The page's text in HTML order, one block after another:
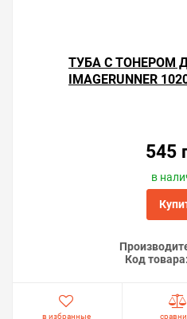
ТУБА С ТОНЕРОМ
IMAGERUNNER
545
в
Код товара:
в избранные